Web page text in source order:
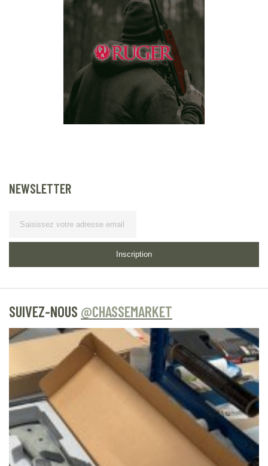
NEWSLETTER
Inscription
SUIVEZ-NOUS @CHASSEMARKET